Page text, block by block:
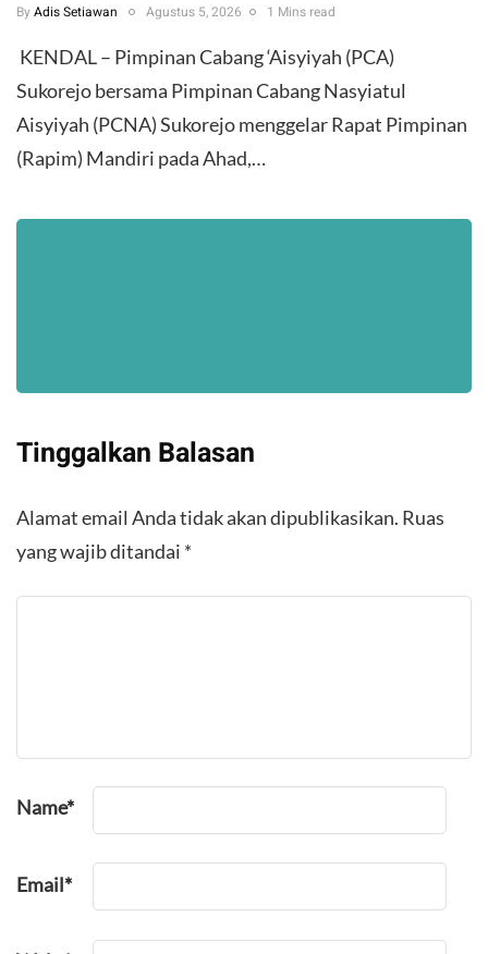
By Adis Setiawan Agustus 5, 2026 1 Mins read
​ KENDAL – Pimpinan Cabang ‘Aisyiyah (PCA)
Sukorejo bersama Pimpinan Cabang Nasyiatul
Aisyiyah (PCNA) Sukorejo menggelar Rapat Pimpinan
(Rapim) Mandiri pada Ahad,…
Tinggalkan Balasan
Alamat email Anda tidak akan dipublikasikan. Ruas
yang wajib ditandai *
Name*
Email*